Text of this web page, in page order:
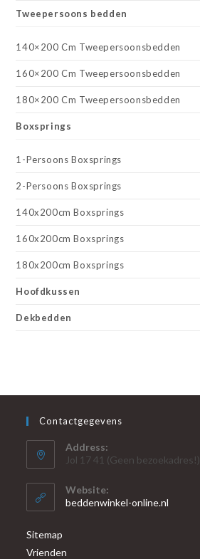
Tweepersoons bedden
140×200 Cm Tweepersoonsbedden
160×200 Cm Tweepersoonsbedden
180×200 Cm Tweepersoonsbedden
Boxsprings
1-Persoons Boxsprings
2-Persoons Boxsprings
140x200cm Boxsprings
160x200cm Boxsprings
180x200cm Boxsprings
Hoofdkussen
Dekbedden
Contactgegevens
Address:
Jol 17 41 (Geen bezoekadres!)
Website:
beddenwinkel-online.nl
Sitemap
Vrienden